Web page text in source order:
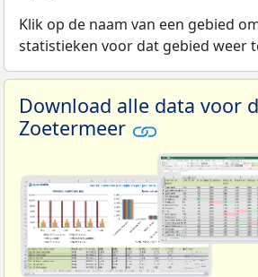
Klik op de naam van een gebied
statistieken voor dat gebied weer
Download alle data voor
Zoetermeer